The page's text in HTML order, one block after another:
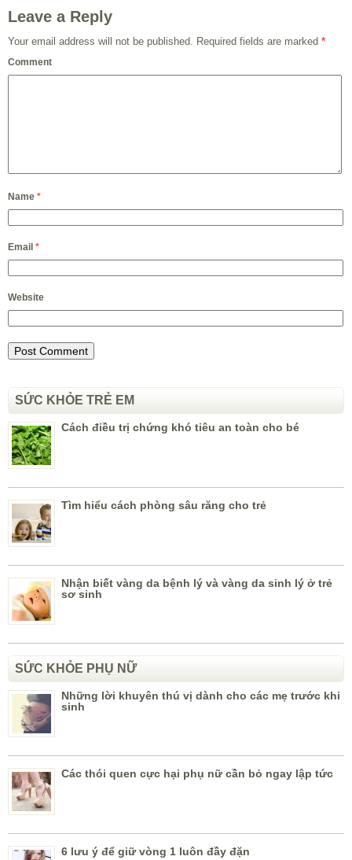
Leave a Reply
Your email address will not be published. Required fields are marked *
Comment
Name *
Email *
Website
SỨC KHỎE TRẺ EM
Cách điều trị chứng khó tiêu an toàn cho bé
Tìm hiểu cách phòng sâu răng cho trẻ
Nhận biết vàng da bệnh lý và vàng da sinh lý ở trẻ
sơ sinh
SỨC KHỎE PHỤ NỮ
Những lời khuyên thú vị dành cho các mẹ trước khi
sinh
Các thói quen cực hại phụ nữ cần bỏ ngay lập tức
6 lưu ý để giữ vòng 1 luôn đầy đặn